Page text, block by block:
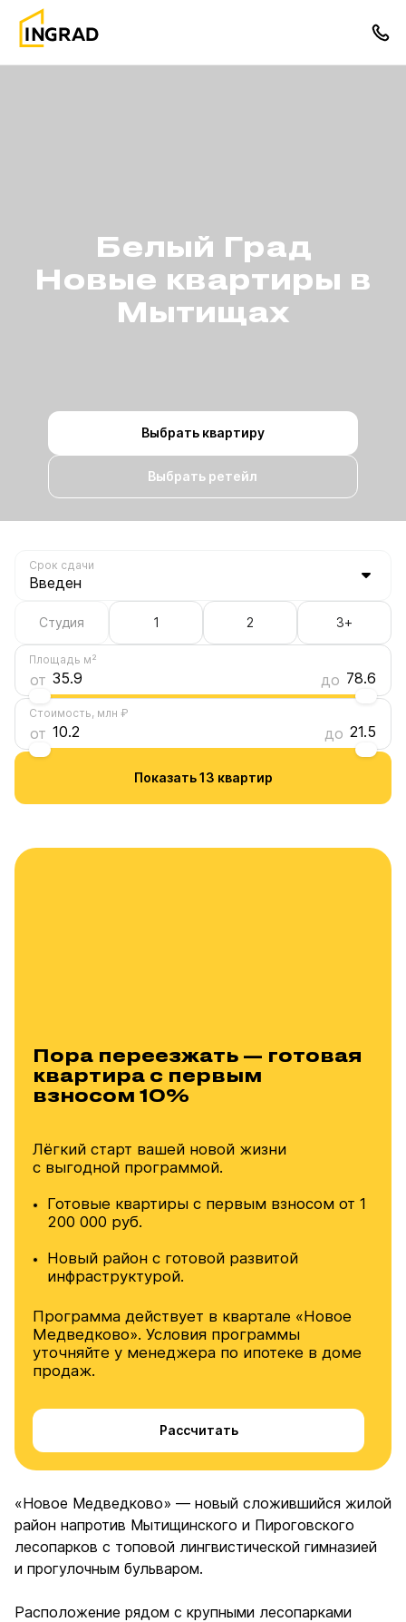
Белый Град
Новые квартиры в
Мытищах
Выбрать квартиру
Выбрать ретейл
Срок сдачи
Студия 1 2 3+
Площадь м²
от 35.9 до 78.6
Стоимость, млн ₽
от 10.2 до 21.5
Показать 13 квартир
Пора переезжать — готовая
квартира с первым
взносом 10%
Лёгкий старт вашей новой жизни
с выгодной программой.
Готовые квартиры с первым взносом от 1
200 000 руб.
Новый район с готовой развитой
инфраструктурой.
Программа действует в квартале «Новое
Медведково». Условия программы
уточняйте у менеджера по ипотеке в доме
продаж.
Рассчитать
«Новое Медведково» — новый сложившийся жилой
район напротив Мытищинского и Пироговского
лесопарков с топовой лингвистической гимназией
и прогулочным бульваром.
Расположение рядом с крупными лесопарками